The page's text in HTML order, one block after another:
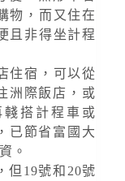
物，而又住在
且非得坐計程
住宿，可以從
洲際飯店，或
搭計程車或
已節省富國大
。
但19號和20號